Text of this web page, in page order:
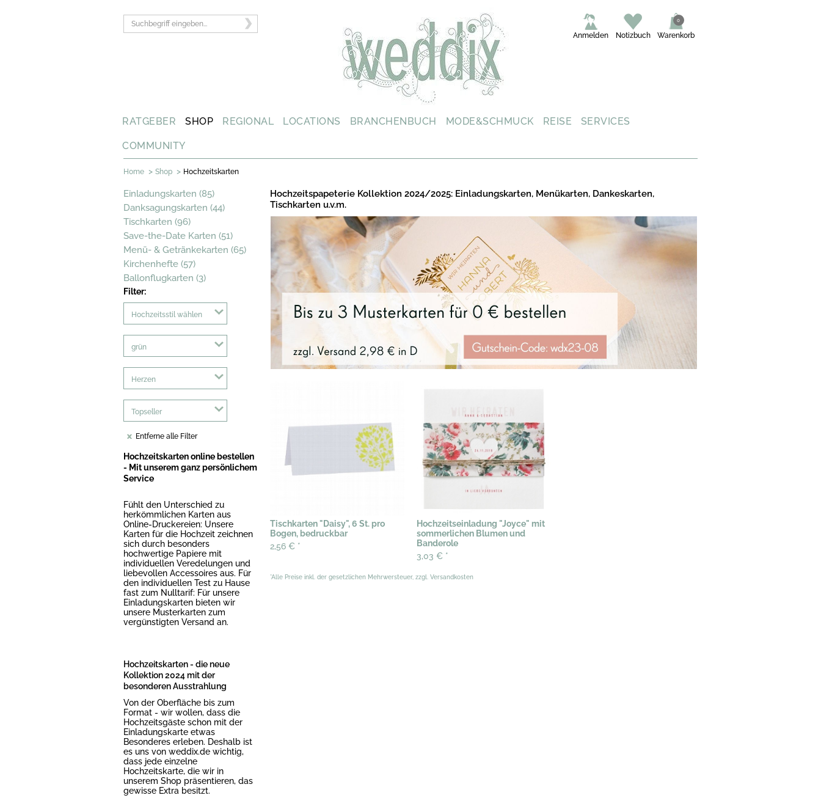
Warenkorb
0
Notizbuch
Anmelden
RATGEBER SHOP REGIONAL LOCATIONS BRANCHENBUCH MODE&SCHMUCK REISE SERVICES
COMMUNITY
Home > Shop > Hochzeitskarten
Einladungskarten (85)
Danksagungskarten (44)
Tischkarten (96)
Save-the-Date Karten (51)
Menü- & Getränkekarten (65)
Kirchenhefte (57)
Ballonflugkarten (3)
Filter:
Hochzeitsstil wählen
grün
Herzen
Topseller
Entferne alle Filter
Hochzeitskarten online bestellen
- Mit unserem ganz persönlichem
Service
Fühlt den Unterschied zu
herkömmlichen Karten aus
Online-Druckereien: Unsere
Karten für die Hochzeit zeichnen
sich durch besonders
hochwertige Papiere mit
individuellen Veredelungen und
liebevollen Accessoires aus. Für
den individuellen Test zu Hause
fast zum Nulltarif: Für unsere
Einladungskarten bieten wir
unsere Musterkarten zum
vergünstigten Versand an.
Hochzeitskarten - die neue
Kollektion 2024 mit der
besonderen Ausstrahlung
Von der Oberfläche bis zum
Format - wir wollen, dass die
Hochzeitsgäste schon mit der
Einladungskarte etwas
Besonderes erleben. Deshalb ist
es uns von weddix.de wichtig,
dass jede einzelne
Hochzeitskarte, die wir in
unserem Shop präsentieren, das
gewisse Extra besitzt.
Hochzeitspapeterie Kollektion 2024/2025: Einladungskarten, Menükarten, Dankeskarten,
Tischkarten u.v.m.
Tischkarten "Daisy", 6 St. pro
Bogen, bedruckbar
2,56 € *
Hochzeitseinladung "Joyce" mit
sommerlichen Blumen und
Banderole
3,03 € *
*Alle Preise inkl. der gesetzlichen Mehrwersteuer, zzgl. Versandkosten